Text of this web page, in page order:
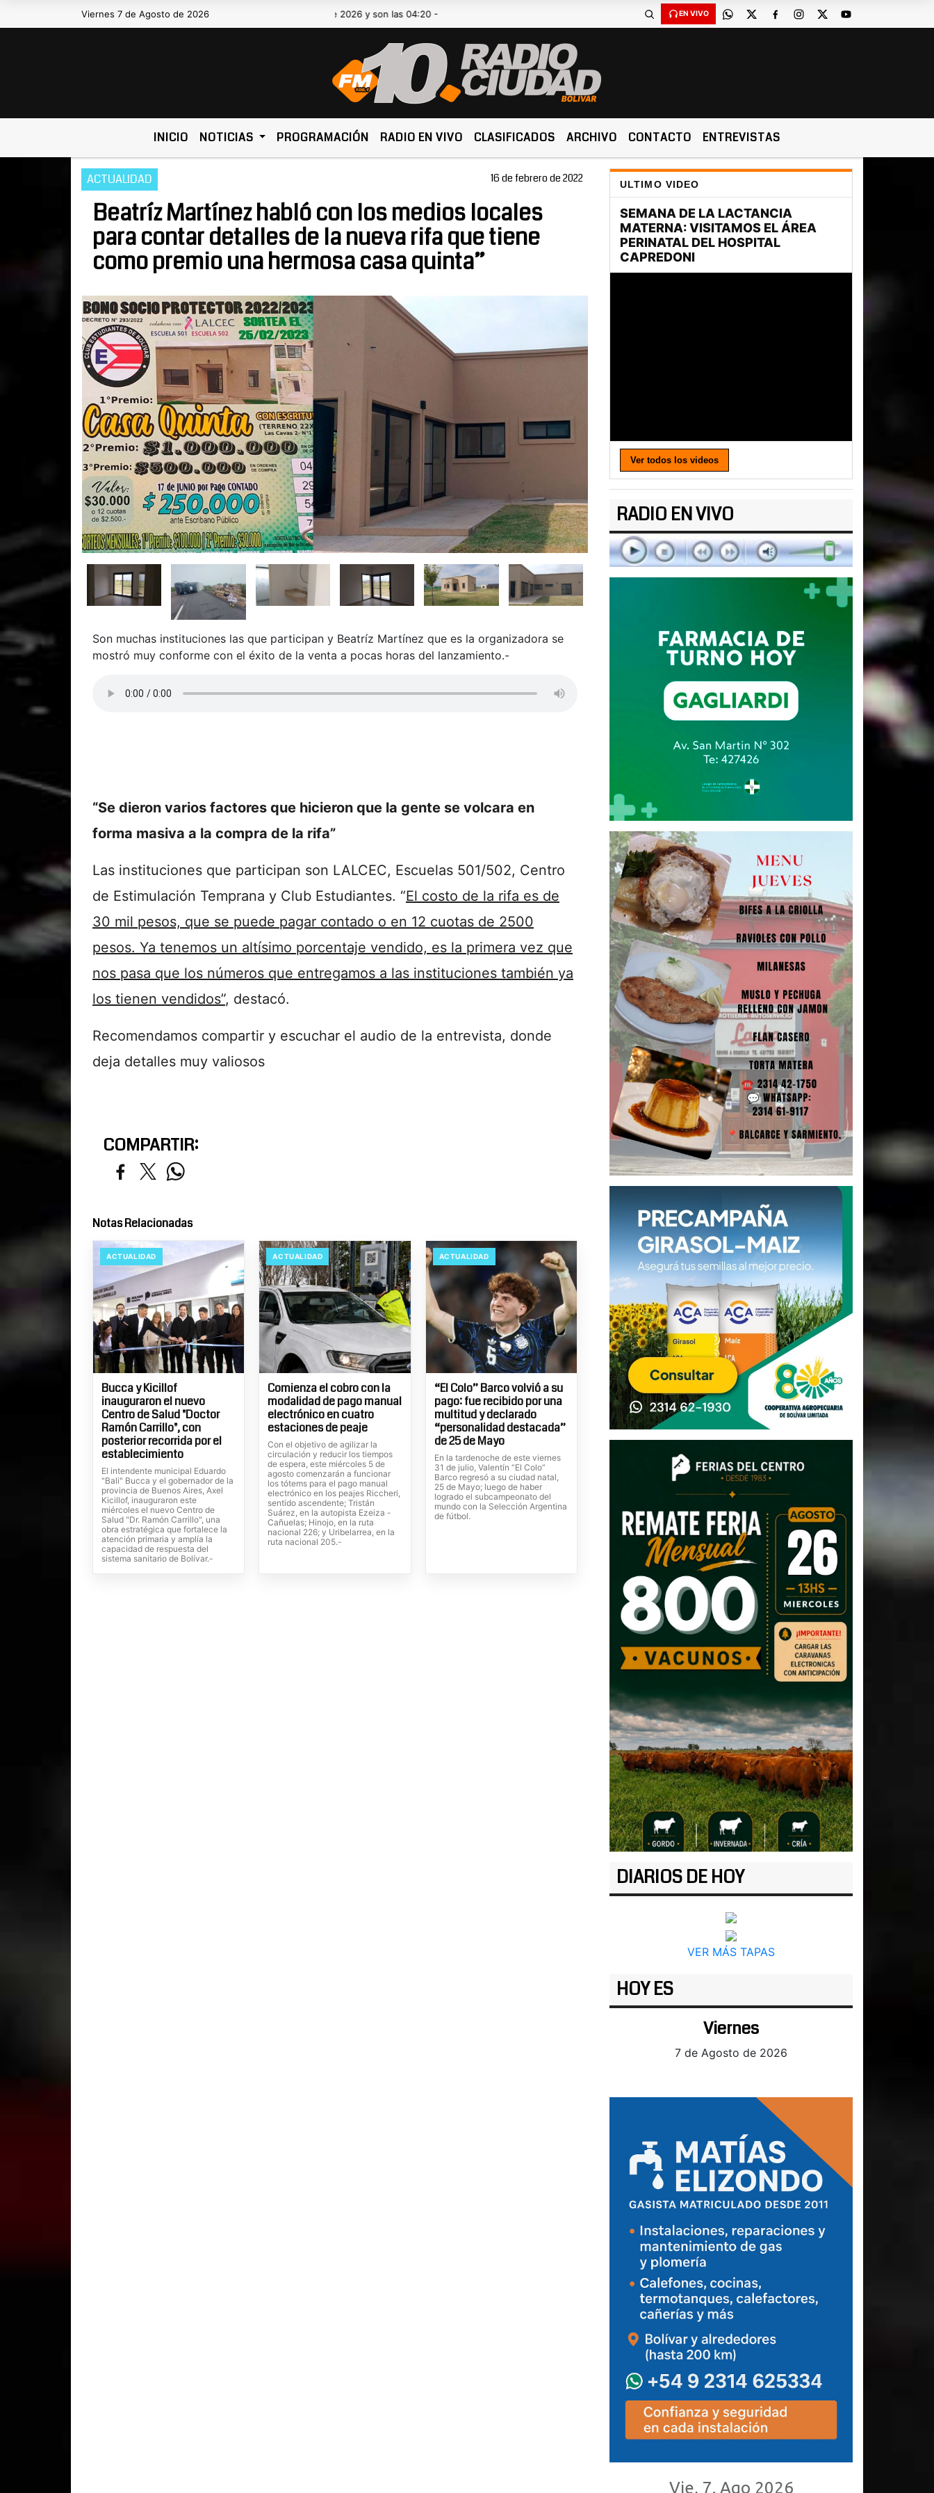
Viernes 7 de Agosto de 2026Hoy es Viernes 7 de Agosto de 2026 y son las 04:20 - EN VIVO
INICIO NOTICIAS PROGRAMACIÓN RADIO EN VIVO CLASIFICADOS ARCHIVO CONTACTO ENTREVISTAS
ACTUALIDAD 16 de febrero de 2022
Beatríz Martínez habló con los medios locales
para contar detalles de la nueva rifa que tiene
como premio una hermosa casa quinta”
Son muchas instituciones las que participan y Beatríz Martínez que es la organizadora se
mostró muy conforme con el éxito de la venta a pocas horas del lanzamiento.-
“Se dieron varios factores que hicieron que la gente se volcara en
forma masiva a la compra de la rifa”
Las instituciones que participan son LALCEC, Escuelas 501/502, Centro
de Estimulación Temprana y Club Estudiantes. “El costo de la rifa es de
30 mil pesos, que se puede pagar contado o en 12 cuotas de 2500
pesos. Ya tenemos un altísimo porcentaje vendido, es la primera vez que
nos pasa que los números que entregamos a las instituciones también ya
los tienen vendidos”, destacó.
Recomendamos compartir y escuchar el audio de la entrevista, donde
deja detalles muy valiosos
COMPARTIR:
Notas Relacionadas
ACTUALIDAD
Bucca y Kicillof
inauguraron el nuevo
Centro de Salud "Doctor
Ramón Carrillo", con
posterior recorrida por el
establecimiento
El intendente municipal Eduardo
"Bali" Bucca y el gobernador de la
provincia de Buenos Aires, Axel
Kicillof, inauguraron este
miércoles el nuevo Centro de
Salud "Dr. Ramón Carrillo", una
obra estratégica que fortalece la
atención primaria y amplía la
capacidad de respuesta del
sistema sanitario de Bolívar.-
ACTUALIDAD
Comienza el cobro con la
modalidad de pago manual
electrónico en cuatro
estaciones de peaje
Con el objetivo de agilizar la
circulación y reducir los tiempos
de espera, este miércoles 5 de
agosto comenzarán a funcionar
los tótems para el pago manual
electrónico en los peajes Riccheri,
sentido ascendente; Tristán
Suárez, en la autopista Ezeiza -
Cañuelas; Hinojo, en la ruta
nacional 226; y Uribelarrea, en la
ruta nacional 205.-
ACTUALIDAD
“El Colo” Barco volvió a su
pago: fue recibido por una
multitud y declarado
“personalidad destacada”
de 25 de Mayo
En la tardenoche de este viernes
31 de julio, Valentín “El Colo”
Barco regresó a su ciudad natal,
25 de Mayo; luego de haber
logrado el subcampeonato del
mundo con la Selección Argentina
de fútbol.
ULTIMO VIDEO
Ver todos los videos
RADIO EN VIVO
DIARIOS DE HOY
VER MÁS TAPAS
HOY ES
Viernes
7 de Agosto de 2026